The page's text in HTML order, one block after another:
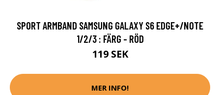
SPORT ARMBAND SAMSUNG GALAXY S6 EDGE+/NOTE
1/2/3 : FÄRG - RÖD
119 SEK
MER INFO!